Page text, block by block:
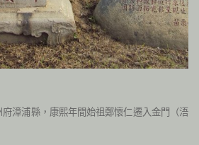
漳浦縣，康熙年間始祖鄭懷仁遷入金門（浯